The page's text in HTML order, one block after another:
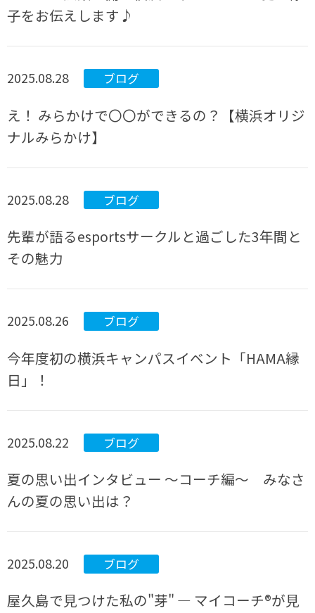
子をお伝えします♪
2025.08.28 ブログ
え！ みらかけで〇〇ができるの？【横浜オリジ
ナルみらかけ】
2025.08.28 ブログ
先輩が語るesportsサークルと過ごした3年間と
その魅力
2025.08.26 ブログ
今年度初の横浜キャンパスイベント「HAMA縁
日」！
2025.08.22 ブログ
夏の思い出インタビュー ～コーチ編～ みなさ
んの夏の思い出は？
2025.08.20 ブログ
屋久島で見つけた私の"芽" ― マイコーチ®が見